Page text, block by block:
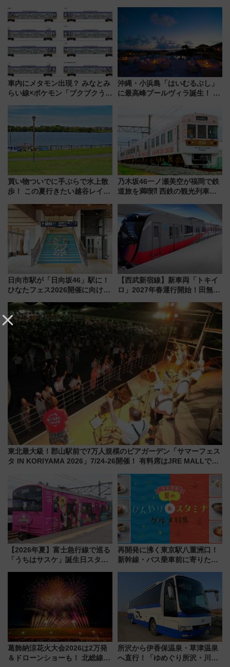
送の目覚まし時計など通販・販
車内にメタモン出現？ みなとみ
らい線×ポケモン「ブクブクうみ
行開始に！ この夏は直通列車で
横浜へ！
沖縄・小浜島「はいむるぶし」
に最高峰プールヴィラ誕生！ 石
美旅「何もしない贅沢」を体験
買い物ついでに手ぶらで水上散
歩！ この夏行きたい越谷レイク
ア「LAKESIDE PARK」（埼玉
県越谷市）
乃木坂46一ノ瀬美空が福岡で鉄
道旅を満喫⁈ 西鉄の観光列車
CHIKUGO」で巡る福岡･太宰
府･柳川の旅！YouTubeが公開
に
日向市駅が「日向坂46」駅に！
ひなたフェス2026開催に向けJR
全力応援 夜行列車「ドリーム
おひさま号」も走る
【西武新宿線】新車両「トキイ
ロ」2027年春運行開始！田無・
東北最大級！郡山駅前で7万人規模のビアガーデン「サマーフェス
タ IN KORIYAMA 2026」7/24-26開催！ 有料席はJRE MALLで予
【2026年夏】富士急行線で巡る
「うちはサスケ」誕生日スタン
定グルメ＆グッズ徹底ガイド
再開発に沸く東京駅八重洲口！
新幹線・バス乗車前に寄りたい
やり＆スタミナグルメ」6選【新
店舗も！】
葛飾納涼花火大会2026は2万発
＆ドローンショーも！ 北総線を
所沢から伊香保温泉・草津温泉
へ直行！「ゆめぐり所沢・川越